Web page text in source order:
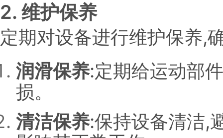
2. 维护保养
定期对设备进行维护保养,
润滑保养:定期给运动部
损。
清洁保养:保持设备清洁,